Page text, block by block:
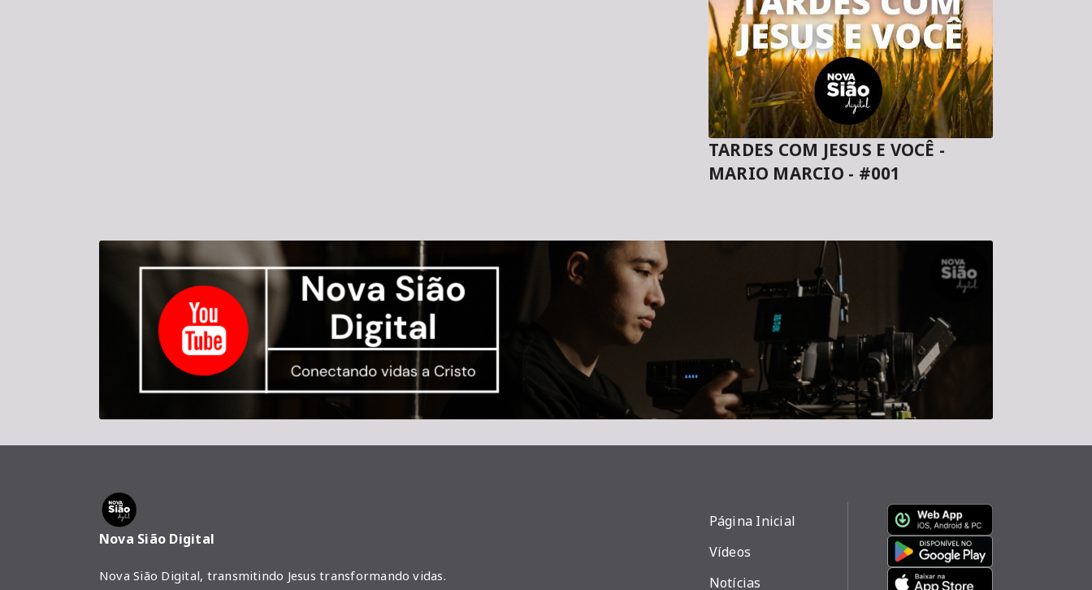
TARDES COM JESUS E VOCÊ -
MARIO MARCIO - #001
Nova Sião Digital
Nova Sião Digital, transmitindo Jesus transformando vidas.
Página Inicial
Vídeos
Notícias